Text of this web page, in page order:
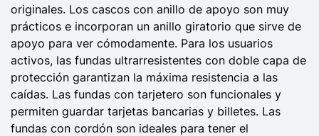
originales. Los cascos con anillo de apoyo son muy
prácticos e incorporan un anillo giratorio que sirve de
apoyo para ver cómodamente. Para los usuarios
activos, las fundas ultrarresistentes con doble capa de
protección garantizan la máxima resistencia a las
caídas. Las fundas con tarjetero son funcionales y
permiten guardar tarjetas bancarias y billetes. Las
fundas con cordón son ideales para tener el